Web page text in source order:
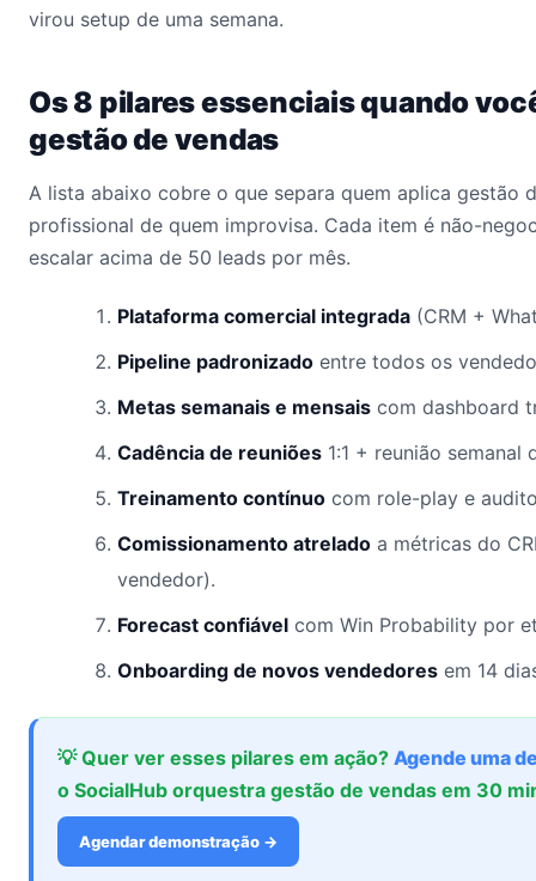
virou setup de uma semana.
Os 8 pilares essenciais quando
gestão de vendas
A lista abaixo cobre o que separa quem aplica gestão
profissional de quem improvisa. Cada item é não-
escalar acima de 50 leads por mês.
Plataforma comercial integrada (CRM +
Pipeline padronizado entre todos os
Metas semanais e mensais com dashboard
Cadência de reuniões 1:1 + reunião semanal
Treinamento contínuo com role-play e
Comissionamento atrelado a métricas do
vendedor).
Forecast confiável com Win Probability por
Onboarding de novos vendedores em 14
💡 Quer ver esses pilares em ação? Agende uma
o SocialHub orquestra gestão de vendas em 30
Agendar demonstração →